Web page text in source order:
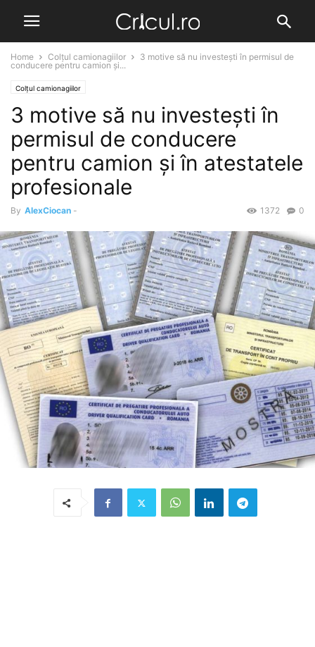
Home Colțul camionagiilor
3 motive să nu investești în permisul de
conducere pentru camion și...
Colțul camionagiilor
3 motive să nu investești în
permisul de conducere
pentru camion și în atestatele
profesionale
By AlexCiocan - 0
1372